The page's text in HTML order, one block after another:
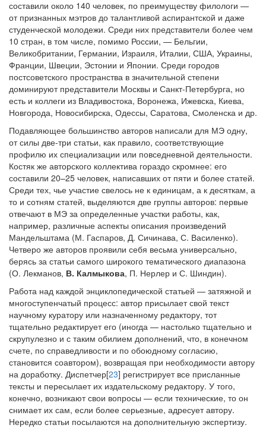
составили около 140 человек, по преимуществу филологи —
от признанных мэтров до талантливой аспирантской и даже
студенческой молодежи. Среди них представители более чем
10 стран, в том числе, помимо России, — Бельгии,
Великобритании, Германии, Израиля, Италии, США, Украины,
Франции, Швеции, Эстонии и Японии. Среди городов
постсоветского пространства в значительной степени
доминируют представители Москвы и Санкт-Петербурга, но
есть и коллеги из Владивостока, Воронежа, Ижевска, Киева,
Новгорода, Новосибирска, Одессы, Саратова, Смоленска и др.
Подавляющее большинство авторов написали для МЭ одну,
от силы две-три статьи, как правило, соответствующие
профилю их специализации или повседневной деятельности.
Костяк же авторского коллектива гораздо скромнее: его
составили 20–25 человек, написавших от пяти и более статей.
Среди тех, чье участие свелось не к единицам, а к десяткам, а
то и сотням статей, выделяются две группы авторов: первые
отвечают в МЭ за определенные участки работы, как,
например, различные аспекты описания произведений
Мандельштама (М. Гаспаров, Д. Сичинава, С. Василенко).
Четверо же авторов проявили себя весьма универсально,
берясь за статьи самого широкого тематического диапазона
(О. Лекманов, В. Калмыкова, П. Нерлер и С. Шиндин).
Работа над каждой энциклопедической статьей — затяжной и
многоступенчатый процесс: автор присылает свой текст
научному куратору или назначенному редактору, тот
тщательно редактирует его (иногда — настолько тщательно и
скрупулезно и с таким обилием дополнений, что, в конечном
счете, по справедливости и по обоюдному согласию,
становится соавтором), возвращая при необходимости автору
на доработку. Диспетчер[23] регистрирует все присланные
тексты и пересылает их издательскому редактору. У того,
конечно, возникают свои вопросы — если технические, то он
снимает их сам, если более серьезные, адресует автору.
Нередко статьи посылаются на дополнительную экспертизу.